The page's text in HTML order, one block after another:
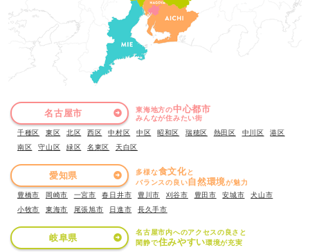
名古屋市 東海地方の中心都市
みんなが住みたい街
千種区
東区 北区 西区 中村区 中区 昭和区 瑞穂区 熱田区 中川区
港区
南区
守山区 緑区 名東区 天白区
愛知県 多様な食文化と
バランスの良い自然環境が魅力
豊橋市
岡崎市 一宮市 春日井市 豊川市 刈谷市 豊田市 安城市
犬山市
小牧市
東海市 尾張旭市 日進市 長久手市
岐阜県
名古屋市内へのアクセスの良さと
閑静で住みやすい環境が充実